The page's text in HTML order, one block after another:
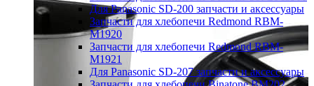
Для Panasonic SD-200 запчасти и аксессуары
Запчасти для хлебопечи Redmond RBM-
M1920
Запчасти для хлебопечи Redmond RBM-
M1921
Для Panasonic SD-207 запчасти и аксессуары